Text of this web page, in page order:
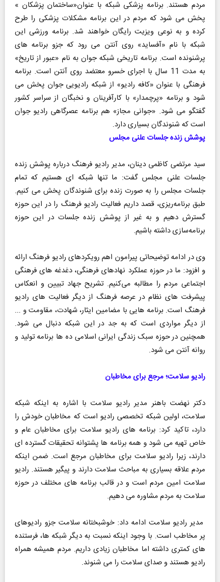
مردم هستند. برنامه پزشکی شبکه با عنوان«ساختمان پزشکان »
پخش می شود که مردم در این برنامه مشکلات پزشکی را طرح
کرده و به نوعی ویزیت رایگان خواهند شد. برنامه ورزشی این
شبکه با نام «آفساید» روی آنتن می رود که جزو برنامه های
پرشنونده است. برنامه تاریخی شبکه جوان به نام «عبور از تاریخ»
به مدت 11 سال با اجرای خسرو معتضد روی آنتن است. برنامه
فرهنگی با عنوان «کافه رادیو» از شبکه رادیویی جوان پخش می
شود و برنامه «پرچمدار» با کارآفرینان و نخبگان از سراسر کشور
گفتگو می شود. «جوانی مجاز» هم برنامه عصرگاهی رادیو جوان
است که شنوندگان بسیاری دارد.
پوشش زنده جلسات علنی مجلس
سید مرتضی کاظمی دینان، مدیر رادیو فرهنگ درباره پوشش زنده
جلسات علنی مجلس گفت: ما تنها شبکه ای هستیم که تمام
جلسات مجلس را به صورت زنده برای شنوندگان پخش می کنیم.
طبق برنامه‌ریزی، قصد داریم فعالیت رادیو فرهنگ را در این حوزه
گسترش دهیم و به غیر از پوشش زنده جلسات در این حوزه
برنامه‌سازی داشته باشیم.
وی در ادامه توضیحاتی پیرامون اهم رویکردهای رادیو فرهنگ ارائه
و افزود: ما در حوزه عملکرد نهادهای فرهنگی، دغدغه های فرهنگی
اجتماعی مردم را مطالبه‌ می‌کنیم. تشریح جهاد تبیین و انعکاس
پیشرفت های نظام در عرصه فرهنگ از دیگر فعالیت های رادیو
فرهنگ است‌. برنامه هایی با مضامین ایثار، شهادت، مقاومت و ...
از دیگر مواردی است که به جد در این شبکه دنبال می شود.
همچنین در حوزه سبک زندگی ایرانی اسلامی ده ها برنامه تولید و
روانه آنتن می شود.
رادیو سلامت؛ مرجع برای مخاطبان
دکتر نهضت باهنر مدیر رادیو سلامت با اشاره به اینکه شبکه
سلامت، اولین شبکه تخصصی رادیو است که مخاطبان خودش را
دارد، تاکید کرد: برنامه های رادیو سلامت برای مخاطبان عام و
خاص تهیه می شود و همه برنامه ها پشتوانه تحقیقات گسترده ای
دارند، زیرا رادیو سلامت برای مخاطبان مرجع است. ضمن اینکه
مردم علاقه بسیاری به مباحث سلامت دارند و پیگیر هستند. رادیو
سلامت امین مردم است و در قالب برنامه های مختلف در حوزه
سلامت به مردم مشاوره می دهیم.
مدیر رادیو سلامت ادامه داد: خوشبختانه سلامت جزو رادیوهای
پر مخاطب است. با وجود اینکه نسبت به دیگر شبکه ها، فرستنده
های کمتری داشته اما مخاطبان زیادی داریم. مردم همیشه همراه
رادیو هستند و صدای سلامت را می شنوند.